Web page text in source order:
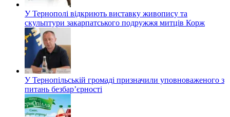
У Тернополі відкриють виставку живопису та
скульптури закарпатського подружжя митців Корж
У Тернопільській громаді призначили уповноваженого з
питань безбар’єрності